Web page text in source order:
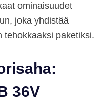
ominaisuudet
joka yhdistää
tehokkaaksi paketiksi.
36V